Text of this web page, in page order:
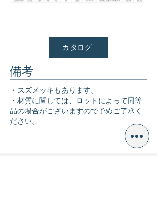
カタログ
備考
・スズメッキもあります。
・材質に関しては、ロットによって同等
品の場合がございますので予めご了承く
ださい。